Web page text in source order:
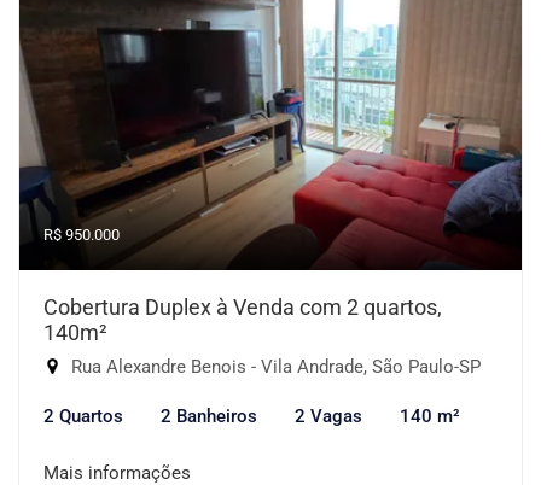
R$ 950.000
Cobertura Duplex à Venda com 2 quartos,
140m²
Rua Alexandre Benois - Vila Andrade, São Paulo-SP
2 Quartos 2 Banheiros 2 Vagas 140 m²
Mais informações